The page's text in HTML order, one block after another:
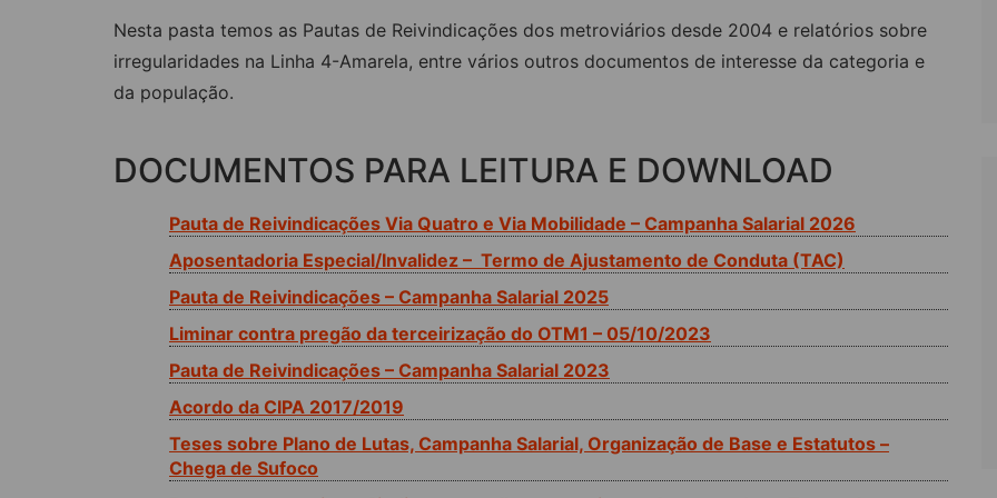
ACORDOS COLETIVOS
DOCUMENTOS
COLÔNIA DE FÉRIASOUTRAS PUBLICAÇÕES
Nesta pasta temos as Pautas de Reivindicações dos metroviários desde 2004 e relatórios sobre
irregularidades na Linha 4-Amarela, entre vários outros documentos de interesse da categoria e
da população.
DOCUMENTOS PARA LEITURA E DOWNLOAD
Pauta de Reivindicações Via Quatro e Via Mobilidade – Campanha Salarial 2026
Aposentadoria Especial/Invalidez – Termo de Ajustamento de Conduta (TAC)
Pauta de Reivindicações – Campanha Salarial 2025
Liminar contra pregão da terceirização do OTM1 – 05/10/2023
Pauta de Reivindicações – Campanha Salarial 2023
Acordo da CIPA 2017/2019
Teses sobre Plano de Lutas, Campanha Salarial, Organização de Base e Estatutos –
Chega de Sufoco